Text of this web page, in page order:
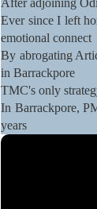
After adjoining
Ever since I left
emotional connect
By abrogating
in Barrackpore
TMC's only
In Barrackpore,
years